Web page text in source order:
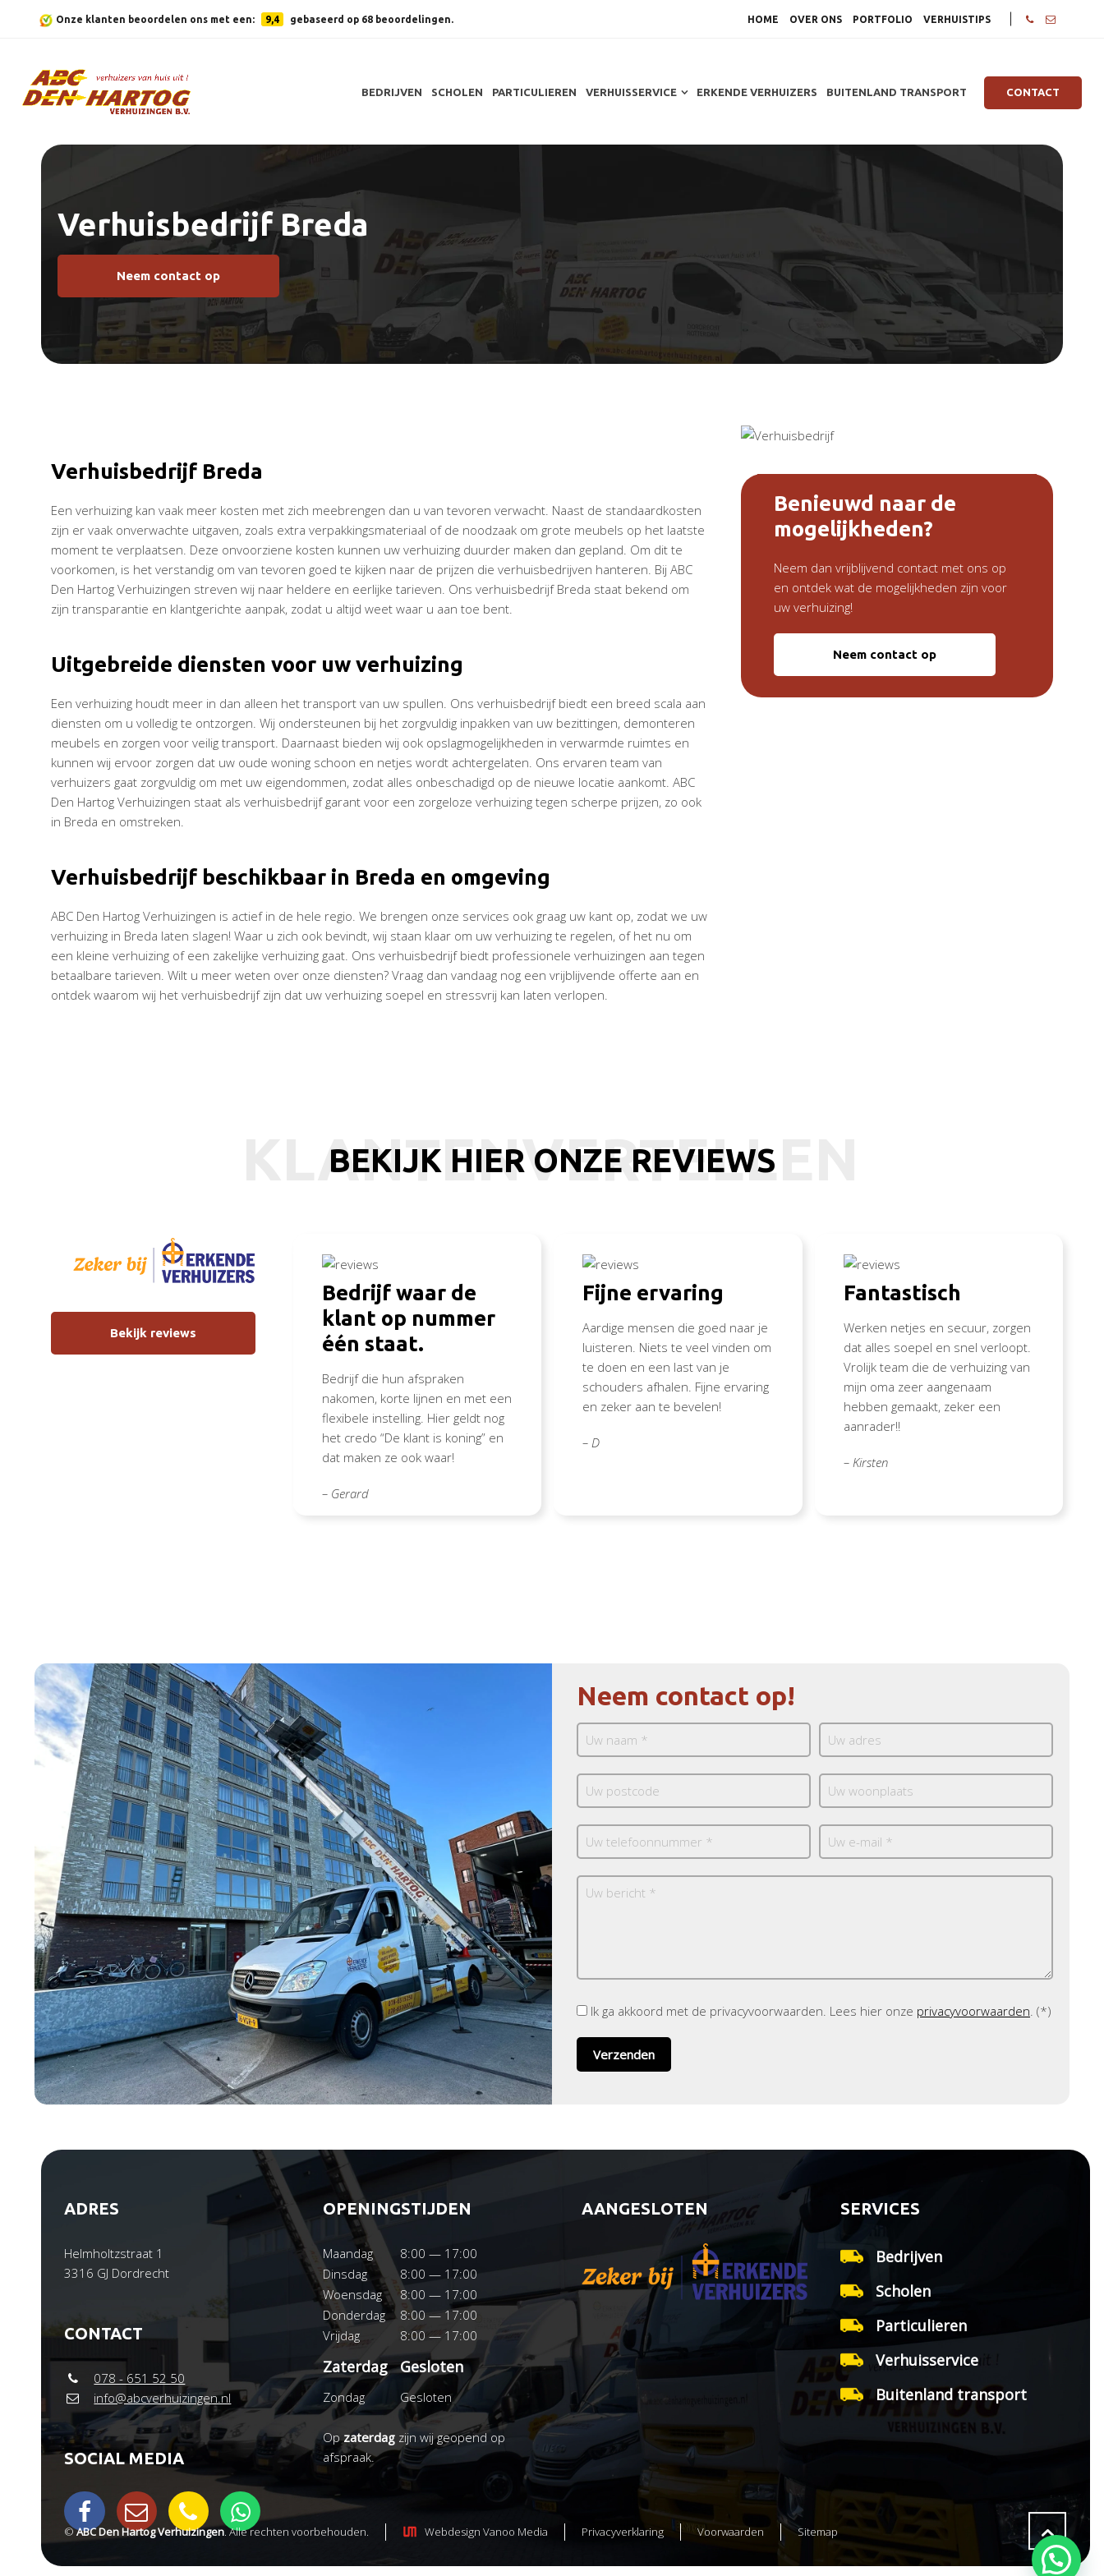
Onze klanten beoordelen ons met een: 9,4 gebaseerd op 68 beoordelingen. HOME OVER ONS PORTFOLIO VERHUISTIPS
BEDRIJVEN SCHOLEN PARTICULIEREN VERHUISSERVICE ERKENDE VERHUIZERS BUITENLAND TRANSPORT CONTACT
Verhuisbedrijf Breda
Neem contact op
Verhuisbedrijf Breda
Een verhuizing kan vaak meer kosten met zich meebrengen dan u van tevoren verwacht. Naast de standaardkosten
zijn er vaak onverwachte uitgaven, zoals extra verpakkingsmateriaal of de noodzaak om grote meubels op het laatste
moment te verplaatsen. Deze onvoorziene kosten kunnen uw verhuizing duurder maken dan gepland. Om dit te
voorkomen, is het verstandig om van tevoren goed te kijken naar de prijzen die verhuisbedrijven hanteren. Bij ABC
Den Hartog Verhuizingen streven wij naar heldere en eerlijke tarieven. Ons verhuisbedrijf Breda staat bekend om
zijn transparantie en klantgerichte aanpak, zodat u altijd weet waar u aan toe bent.
Uitgebreide diensten voor uw verhuizing
Een verhuizing houdt meer in dan alleen het transport van uw spullen. Ons verhuisbedrijf biedt een breed scala aan
diensten om u volledig te ontzorgen. Wij ondersteunen bij het zorgvuldig inpakken van uw bezittingen, demonteren
meubels en zorgen voor veilig transport. Daarnaast bieden wij ook opslagmogelijkheden in verwarmde ruimtes en
kunnen wij ervoor zorgen dat uw oude woning schoon en netjes wordt achtergelaten. Ons ervaren team van
verhuizers gaat zorgvuldig om met uw eigendommen, zodat alles onbeschadigd op de nieuwe locatie aankomt. ABC
Den Hartog Verhuizingen staat als verhuisbedrijf garant voor een zorgeloze verhuizing tegen scherpe prijzen, zo ook
in Breda en omstreken.
Verhuisbedrijf beschikbaar in Breda en omgeving
ABC Den Hartog Verhuizingen is actief in de hele regio. We brengen onze services ook graag uw kant op, zodat we uw
verhuizing in Breda laten slagen! Waar u zich ook bevindt, wij staan klaar om uw verhuizing te regelen, of het nu om
een kleine verhuizing of een zakelijke verhuizing gaat. Ons verhuisbedrijf biedt professionele verhuizingen aan tegen
betaalbare tarieven. Wilt u meer weten over onze diensten? Vraag dan vandaag nog een vrijblijvende offerte aan en
ontdek waarom wij het verhuisbedrijf zijn dat uw verhuizing soepel en stressvrij kan laten verlopen.
Benieuwd naar de
mogelijkheden?
Neem dan vrijblijvend contact met ons op
en ontdek wat de mogelijkheden zijn voor
uw verhuizing!
Neem contact op
KLANTENVERTELLEN
BEKIJK HIER ONZE REVIEWS
Bekijk reviews
Bedrijf waar de
klant op nummer
één staat.
Bedrijf die hun afspraken
nakomen, korte lijnen en met een
flexibele instelling. Hier geldt nog
het credo “De klant is koning” en
dat maken ze ook waar!
– Gerard
Fijne ervaring
Aardige mensen die goed naar je
luisteren. Niets te veel vinden om
te doen en een last van je
schouders afhalen. Fijne ervaring
en zeker aan te bevelen!
– D
Fantastisch
Werken netjes en secuur, zorgen
dat alles soepel en snel verloopt.
Vrolijk team die de verhuizing van
mijn oma zeer aangenaam
hebben gemaakt, zeker een
aanrader!!
– Kirsten
Neem contact op!
Ik ga akkoord met de privacyvoorwaarden. Lees hier onze privacyvoorwaarden. (*)
ADRES
Helmholtzstraat 1
3316 GJ Dordrecht
CONTACT
078 - 651 52 50
info@abcverhuizingen.nl
SOCIAL MEDIA
OPENINGSTIJDEN
Maandag
8:00 — 17:00
Dinsdag
8:00 — 17:00
Woensdag
8:00 — 17:00
Donderdag
8:00 — 17:00
Vrijdag
8:00 — 17:00
Zaterdag Gesloten
Zondag Gesloten
Opzaterdag zijn wij geopend op
afspraak.
AANGESLOTEN SERVICES
Bedrijven
Scholen
Particulieren
Verhuisservice
Buitenland transport
©ABC Den Hartog Verhuizingen. Alle rechten voorbehouden. Webdesign Vanoo Media Privacyverklaring Voorwaarden Sitemap